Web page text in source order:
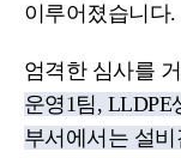
이루어졌습니다.
엄격한 심사를
운영1팀, LLDPE
부서에서는 설